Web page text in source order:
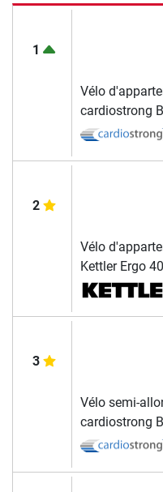
1
Vélo
cardiostrong
2
Vélo
Kettler Ergo
3
Vélo semi-
cardiostrong